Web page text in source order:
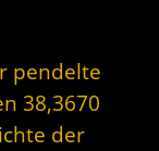
pendelte
38,3670
der